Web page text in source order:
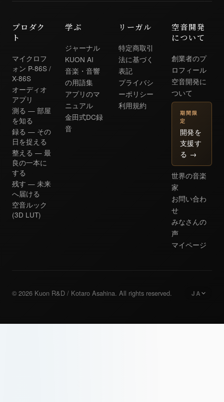
プロダク
ト
マイクロフ
ォン P-86S /
X-86S
オーディオ
アプリ
測る — 部屋
を知る
録る — その
日を捉える
整える — 最
良の一本に
する
残す — 未来
へ届ける
空音ルック
(3D LUT)
学ぶ
ジャーナル
KUON AI
音楽・音響
の用語集
アプリのマ
ニュアル
金田式DC録
音
リーガル
特定商取引
法に基づく
表記
プライバシ
ーポリシー
利用規約
空音開発
について
創業者のプ
ロフィール
空音開発に
ついて
期間限
定
開発を
支援す
る →
世界の音楽
家
お問い合わ
せ
みなさんの
声
マイページ
© 2026 Kuon R&D / Kotaro Asahina. All rights reserved. JA